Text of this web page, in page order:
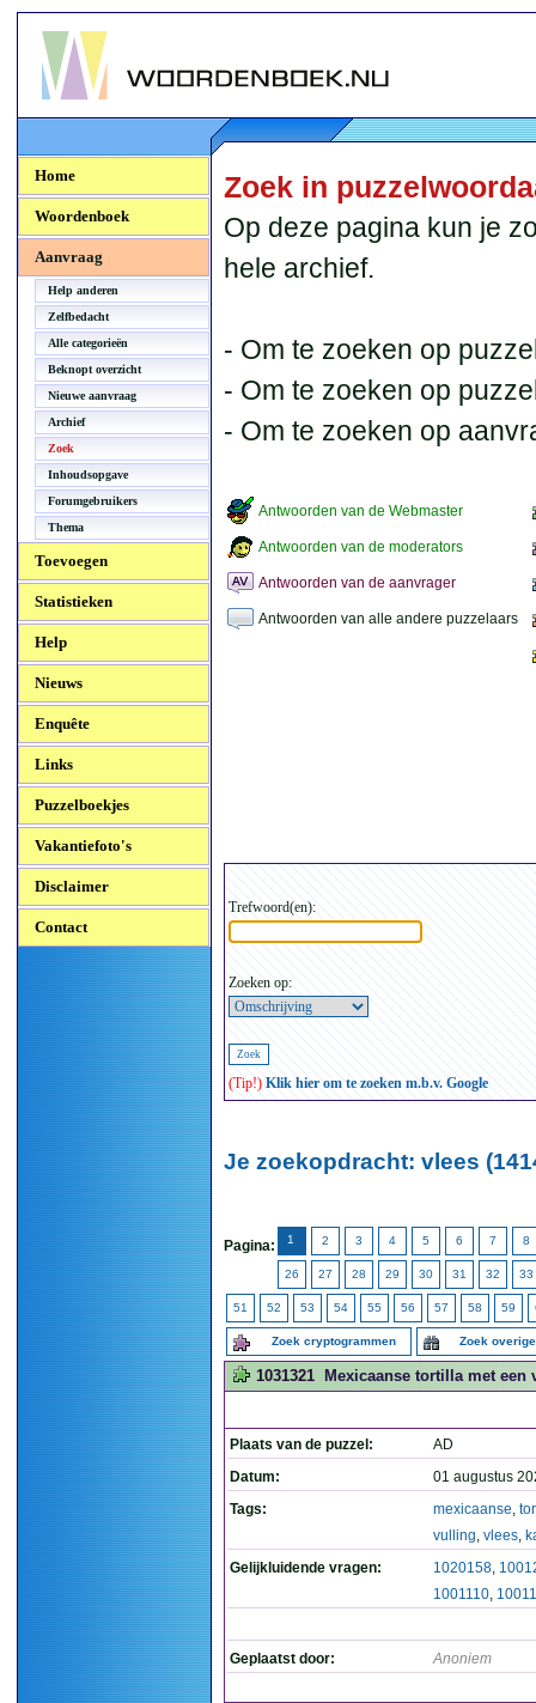
Woordenboek.NU
Home
Woordenboek
Aanvraag
Help anderen
Zelfbedacht
Alle categorieën
Beknopt overzicht
Nieuwe aanvraag
Archief
Zoek
Inhoudsopgave
Forumgebruikers
Thema
Toevoegen
Statistieken
Help
Nieuws
Enquête
Links
Puzzelboekjes
Vakantiefoto's
Disclaimer
Contact
Zoek in
Op deze pagina kun je
hele archief.
- Om te zoeken op
- Om te zoeken op
- Om te zoeken op
Antwoorden van de Webmaster
Antwoorden van de moderators
Antwoorden van de aanvrager
Antwoorden van alle andere puzzelaars
Trefwoord(en):
Zoeken op:
(Tip!) Klik hier om te zoeken m.b.v. Google
Je zoekopdracht: vlees
Pagina: 1 2 3 4 5 6 7 8
26 27 28 29 30 31 32 33
51 52 53 54 55 56 57 58 59
Zoek cryptogrammen Zoek
1031321 Mexicaanse tortilla met een
Plaats van de puzzel:
AD
Datum:
01 augustus
Tags:
mexicaanse,
vulling, vlees,
Gelijkluidende vragen:
1020158,
1001110,
Geplaatst door: Anoniem